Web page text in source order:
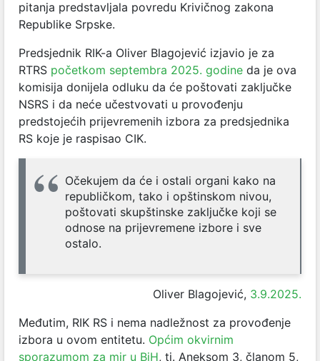
pitanja predstavljala povredu Krivičnog zakona
Republike Srpske.
Predsjednik RIK-a Oliver Blagojević izjavio je za
RTRS početkom septembra 2025. godine da je ova
komisija donijela odluku da će poštovati zaključke
NSRS i da neće učestvovati u provođenju
predstojećih prijevremenih izbora za predsjednika
RS koje je raspisao CIK.
Očekujem da će i ostali organi kako na
republičkom, tako i opštinskom nivou,
poštovati skupštinske zaključke koji se
odnose na prijevremene izbore i sve
ostalo.
Oliver Blagojević, 3.9.2025.
Međutim, RIK RS i nema nadležnost za provođenje
izbora u ovom entitetu. Općim okvirnim
sporazumom za mir u BiH, tj. Aneksom 3, članom 5,